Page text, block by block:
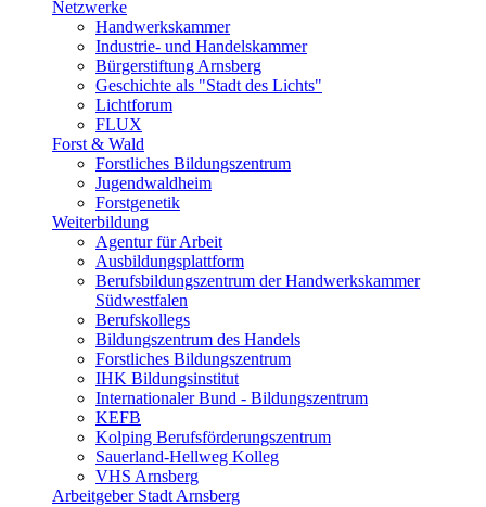
Netzwerke
Handwerkskammer
Industrie- und Handelskammer
Bürgerstiftung Arnsberg
Geschichte als "Stadt des Lichts"
Lichtforum
FLUX
Forst & Wald
Forstliches Bildungszentrum
Jugendwaldheim
Forstgenetik
Weiterbildung
Agentur für Arbeit
Ausbildungsplattform
Berufsbildungszentrum der Handwerkskammer
Südwestfalen
Berufskollegs
Bildungszentrum des Handels
Forstliches Bildungszentrum
IHK Bildungsinstitut
Internationaler Bund - Bildungszentrum
KEFB
Kolping Berufsförderungszentrum
Sauerland-Hellweg Kolleg
VHS Arnsberg
Arbeitgeber Stadt Arnsberg